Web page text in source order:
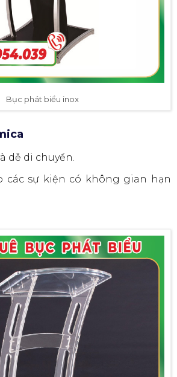
Bục phát biểu inox
dễ di chuyển.
các sự kiện có không gian hạn